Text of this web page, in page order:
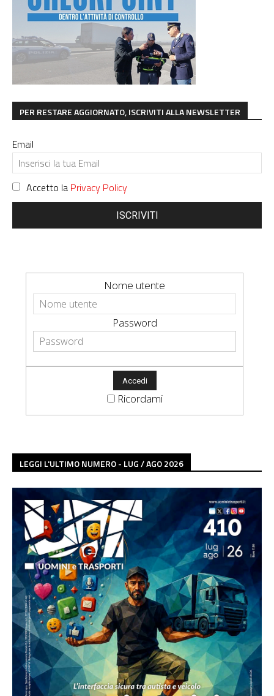
PER RESTARE AGGIORNATO, ISCRIVITI ALLA NEWSLETTER
Email
Accetto la Privacy Policy
ISCRIVITI
Nome utente
Password
Ricordami
LEGGI L'ULTIMO NUMERO - LUG / AGO 2026